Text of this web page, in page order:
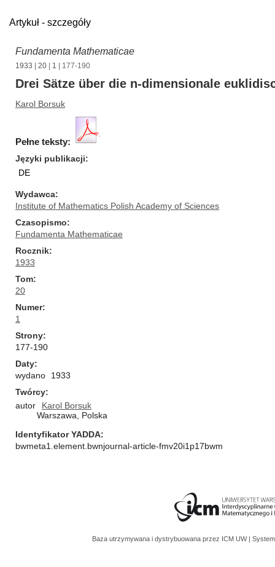
Artykuł - szczegóły
Fundamenta Mathematicae
1933 20 1 | 177-190
Drei Sätze über die n-dimensionale
Karol Borsuk
Pełne teksty:
Języki publikacji
DE
Wydawca
Institute of Mathematics Polish Academy of Sciences
Czasopismo
Fundamenta Mathematicae
Rocznik
1933
Tom
20
Numer
1
Strony
177-190
Daty
wydano
1933
Twórcy
autor
Karol Borsuk
Warszawa, Polska
Identyfikator YADDA
bwmeta1.element.bwnjournal-article-fmv20i1p17bwm
Baza utrzymywana i dystrybuowana przez ICM UW |